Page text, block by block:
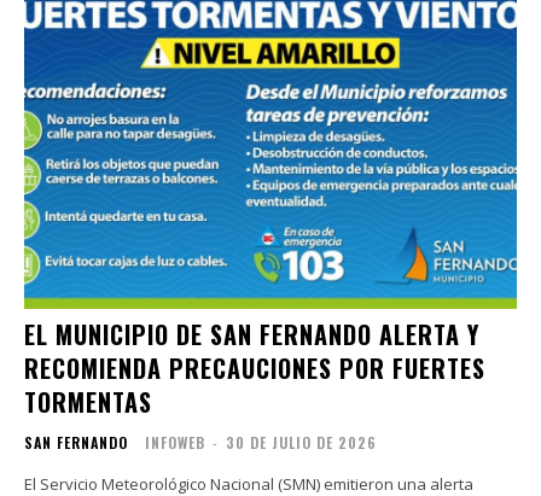
EL MUNICIPIO DE SAN FERNANDO ALERTA Y
RECOMIENDA PRECAUCIONES POR FUERTES
TORMENTAS
SAN FERNANDO INFOWEB - 30 DE JULIO DE 2026
El Servicio Meteorológico Nacional (SMN) emitieron una alerta